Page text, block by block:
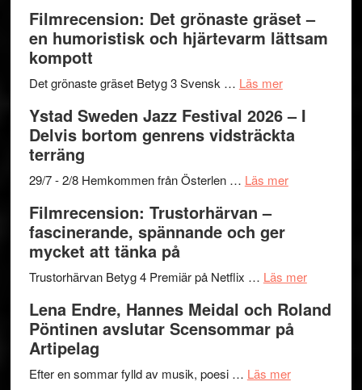
Believe
–
Frankenshtey
med
Fox
och
Scully
nya
titlar
årets
Shahab
Mehrabi
Filmstadens
stipendium
Filmrecension: Det grönaste gräset –
en humoristisk och hjärtevarm lättsam
kompott
Det grönaste gräset Betyg 3 Svensk … Läs merom
Det
grönaste
–
och
lättsam
Ystad Sweden Jazz Festival 2026 – I
Delvis bortom genrens vidsträckta
terräng
29/7 - 2/8 Hemkommen från Österlen … Läs merom
2026
I
Delvis
genrens
Filmrecension: Trustorhärvan –
fascinerande, spännande och ger
mycket att tänka på
Trustorhärvan Betyg 4 Premiär på Netflix … Läs merom
Lena Endre, Hannes Meidal och Roland
Pöntinen avslutar Scensommar på
Artipelag
Efter en sommar fylld av musik, poesi … Läs merom